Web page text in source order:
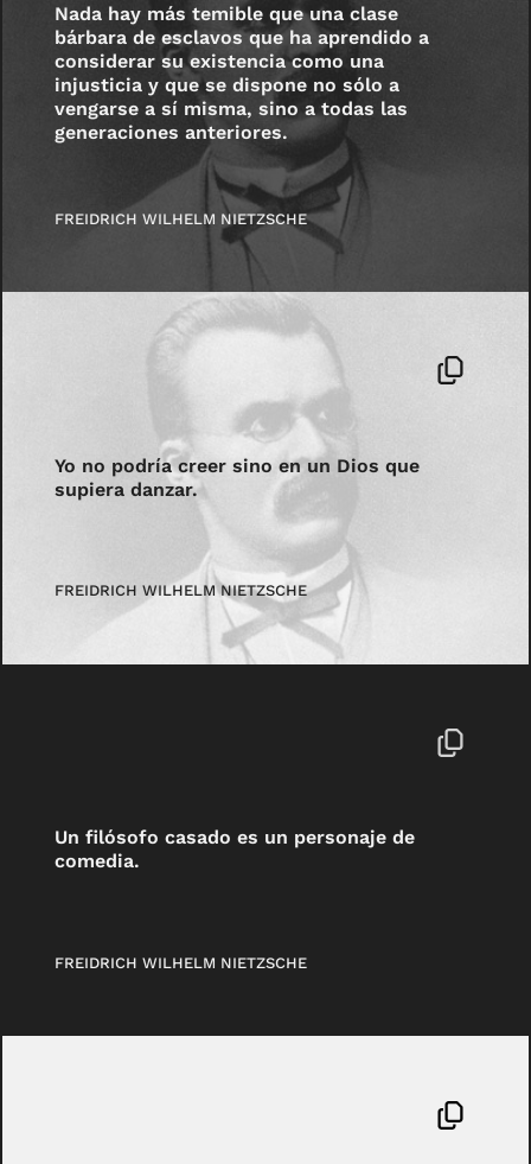
Nada hay más temible que una clase
bárbara de esclavos que ha aprendido a
considerar su existencia como una
injusticia y que se dispone no sólo a
vengarse a sí misma, sino a todas las
generaciones anteriores.
FREIDRICH WILHELM NIETZSCHE
Yo no podría creer sino en un Dios que
supiera danzar.
FREIDRICH WILHELM NIETZSCHE
Un filósofo casado es un personaje de
comedia.
FREIDRICH WILHELM NIETZSCHE